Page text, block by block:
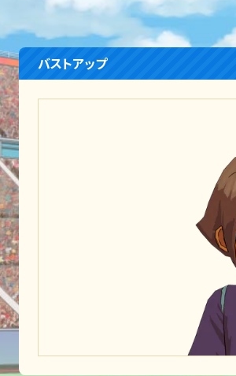
バストアップ